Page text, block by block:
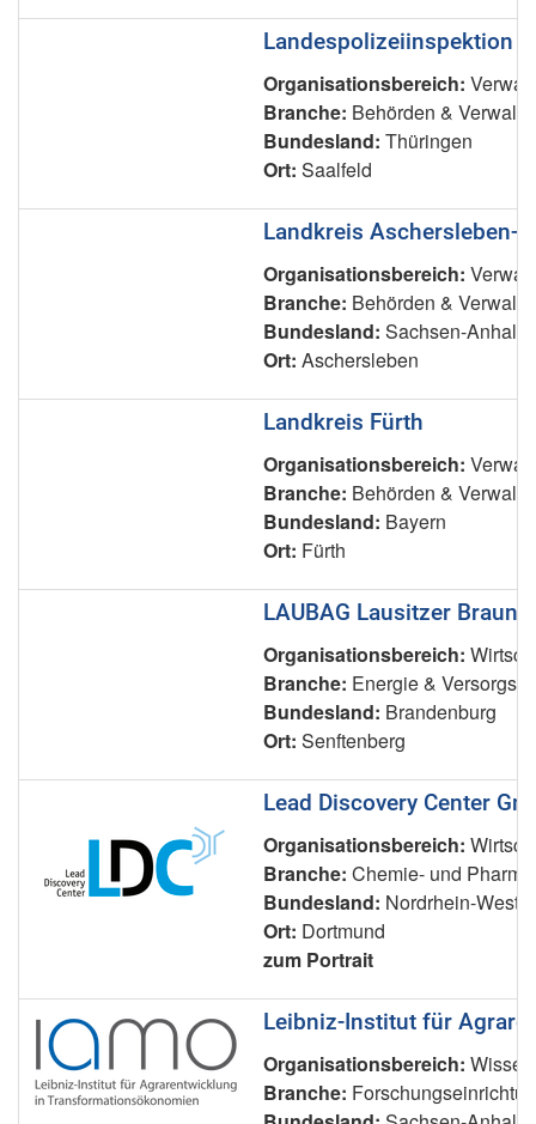
Landespolizeiinspektion
Organisationsbereich:
Branche: Behörden &
Bundesland: Thüringen
Ort: Saalfeld
Landkreis Aschersleben-
Organisationsbereich:
Branche: Behörden &
Bundesland: Sachsen-Anhalt
Ort: Aschersleben
Landkreis Fürth
Organisationsbereich:
Branche: Behörden &
Bundesland: Bayern
Ort: Fürth
LAUBAG Lausitzer
Organisationsbereich:
Branche: Energie &
Bundesland: Brandenburg
Ort: Senftenberg
Lead Discovery Center
Organisationsbereich:
Branche: Chemie- und
Bundesland: Nordrhein-
Ort: Dortmund
zum Portrait
Leibniz-Institut für
Organisationsbereich:
Branche: